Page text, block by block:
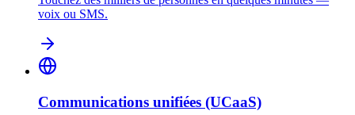
voix ou SMS.
Communications unifiées (UCaaS)